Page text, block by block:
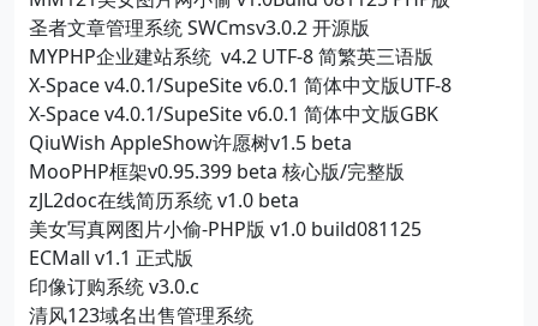
圣者文章管理系统 SWCmsv3.0.2 开源版
MYPHP企业建站系统 v4.2 UTF-8 简繁英三语版
X-Space v4.0.1/SupeSite v6.0.1 简体中文版UTF-8
X-Space v4.0.1/SupeSite v6.0.1 简体中文版GBK
QiuWish AppleShow许愿树v1.5 beta
MooPHP框架v0.95.399 beta 核心版/完整版
zJL2doc在线简历系统 v1.0 beta
美女写真网图片小偷-PHP版 v1.0 build081125
ECMall v1.1 正式版
印像订购系统 v3.0.c
清风123域名出售管理系统